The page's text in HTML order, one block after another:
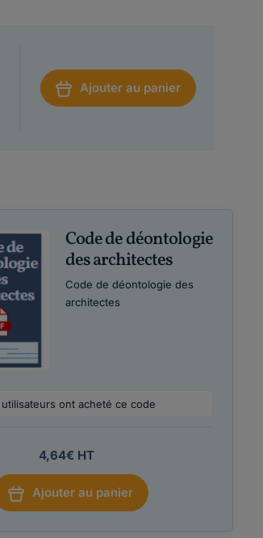
Ajouter au panier
Code de déontologie
des architectes
Code de déontologie des
architectes
utilisateurs ont acheté ce code
4,64€ HT
Ajouter au panier